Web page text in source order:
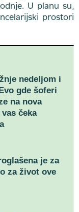
U planu su,
prostori
nedeljom i
gde šoferi
na nova
čeka
je za
za život ove